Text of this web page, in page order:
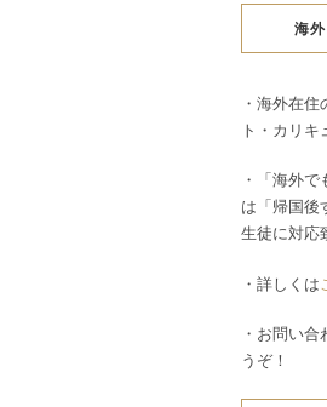
海
・海外在
ト・カリキ
・「海外
は「帰国後
生徒に対応
・詳しくは
・お問い
うぞ！